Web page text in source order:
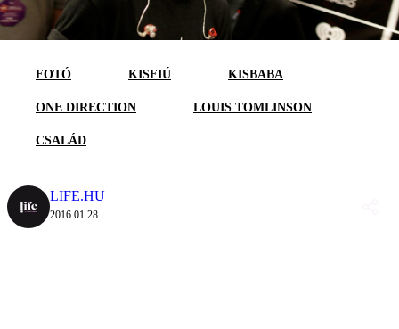
FOTÓ KISFIÚ KISBABA
ONE DIRECTION LOUIS TOMLINSON
CSALÁD
LIFE.HU
2016.01.28.